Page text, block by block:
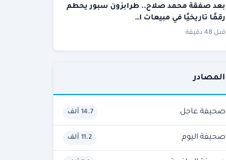
بعد صفقة محمد صلاح.. طرابزون سبور يحطم
رقمًا تاريخيًا في مبيعات ا…
قبل 48 دقيقة
المصادر
صحيفة عاجل 14.7 ألف
صحيفة اليوم 11.2 ألف